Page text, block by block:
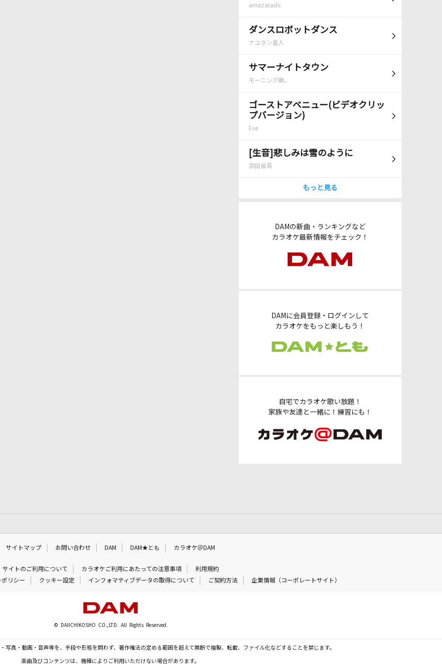
amazarashi
ダンスロボットダンス
ナユタン星人
サマーナイトタウン
モーニング娘。
ゴーストアベニュー(ビデオクリッ
プバージョン)
Eve
[生音]悲しみは雪のように
浜田省吾
もっと見る
DAMの新曲・ランキングなど
カラオケ最新情報をチェック！
DAMに会員登録・ログインして
カラオケをもっと楽しもう！
自宅でカラオケ歌い放題！
家族や友達と一緒に！練習にも！
サイトマップ お問い合わせ DAM DAM★とも カラオケ＠DAM
サイトのご利用について カラオケご利用にあたっての注意事項
利用規約
リシー
クッキー設定 インフォマティブデータの取得について ご契約方法 企業情報（コーポレートサイト）
© DAIICHIKOSHO CO.,LTD. All Rights Reserved.
写真・動画・音声等を、手段や形態を問わず、著作権法の定める範囲を超えて無断で複製、転載、ファイル化などすることを禁じます。
楽曲及びコンテンツは、機種によりご利用いただけない場合があります。